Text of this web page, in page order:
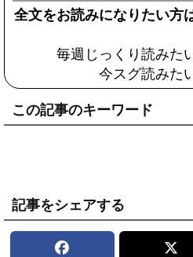
全文をお読みになりたい方
毎週じっくり読みた
今スグ読みた
この記事のキーワード
記事をシェアする